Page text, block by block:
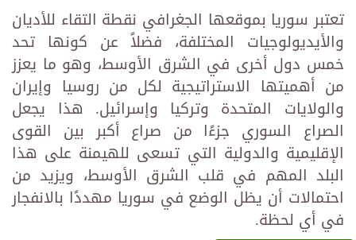
تعتبر سوريا بموقعها الجغرافي نقطة التقاء للأديان
والأيديولوجيات المختلفة، فضلاً عن كونها تحد
خمس دول أخرى في الشرق الأوسط، وهو ما يعزز
من أهميتها الاستراتيجية لكل من روسيا وإيران
والولايات المتحدة وتركيا وإسرائيل. هذا يجعل
الصراع السوري جزءًا من صراع أكبر بين القوى
الإقليمية والدولية التي تسعى للهيمنة على هذا
البلد المهم في قلب الشرق الأوسط، ويزيد من
احتمالات أن يظل الوضع في سوريا مهددًا بالانفجار
في أي لحظة.